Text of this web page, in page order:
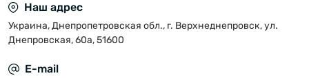
Наш адрес
Украина, Днепропетровская обл., г. Верхнеднепровск, ул.
Днепровская, 60а, 51600
E-mail